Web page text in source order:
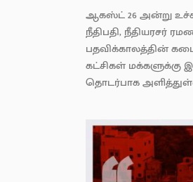
ஆகஸ்ட் 26 அன்று
நீதிபதி, நீதியரசர்
பதவிக்காலத்தின்
கட்சிகள் மக்களுக்கு
தொடர்பாக